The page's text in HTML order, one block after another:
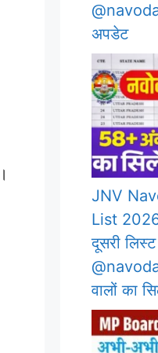
अपडेट
JNV
List
दूसरी
वालों का